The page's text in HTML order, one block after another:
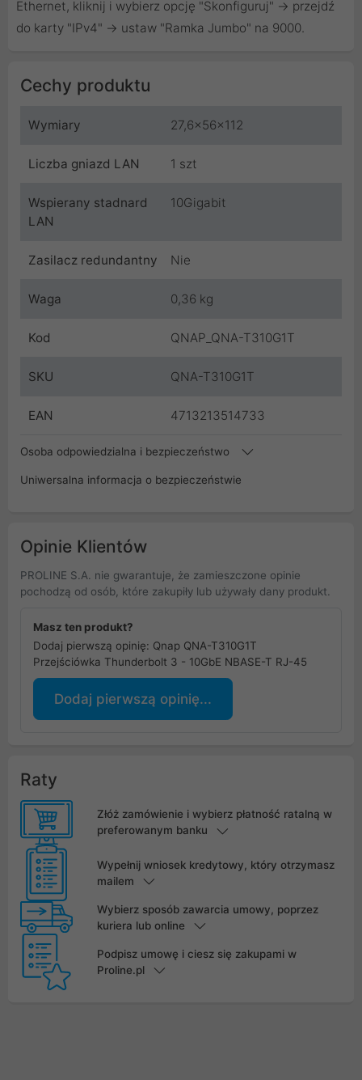
Ethernet, kliknij i wybierz opcję "Skonfiguruj" → przejdź
do karty "IPv4" → ustaw "Ramka Jumbo" na 9000.
Cechy produktu
Wymiary 27,6x56x112
Liczba gniazd LAN 1 szt
Wspierany stadnard
LAN
10Gigabit
Zasilacz redundantny Nie
Waga 0,36 kg
Kod QNAP_QNA-T310G1T
SKU QNA-T310G1T
EAN 4713213514733
Osoba odpowiedzialna i bezpieczeństwo
Uniwersalna informacja o bezpieczeństwie
Opinie Klientów
PROLINE S.A. nie gwarantuje, że zamieszczone opinie
pochodzą od osób, które zakupiły lub używały dany produkt.
Masz ten produkt?
Dodaj pierwszą opinię: Qnap QNA-T310G1T
Przejściówka Thunderbolt 3 - 10GbE NBASE-T RJ-45
Dodaj pierwszą opinię...
Raty
Złóż zamówienie i wybierz płatność ratalną w
preferowanym banku
Wypełnij wniosek kredytowy, który otrzymasz
mailem
Wybierz sposób zawarcia umowy, poprzez
kuriera lub online
Podpisz umowę i ciesz się zakupami w
Proline.pl